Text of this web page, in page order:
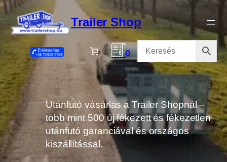
Ugrás
tartalomhoz
Trailer Shop
0
Utánfutó vásárlás a Trailer Shopnál –
több mint 500 új fékezett és fékezetlen
utánfutó garanciával és országos
kiszállítással.